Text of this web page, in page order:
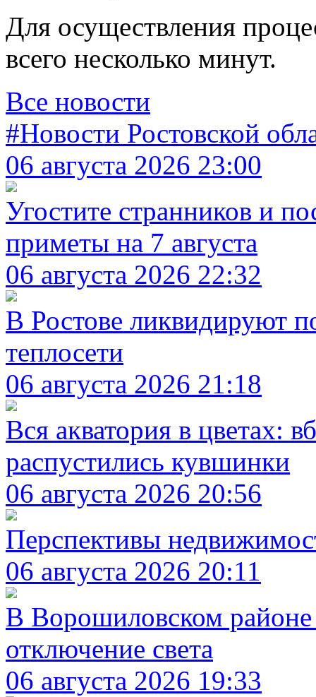
Для осуществления
всего несколько минут.
Все новости
#Новости Ростовской
06 августа 2026 23:00
Угостите странников и
приметы на 7 августа
06 августа 2026 22:32
В Ростове ликвидируют
теплосети
06 августа 2026 21:18
Вся акватория в цветах:
распустились кувшинки
06 августа 2026 20:56
Перспективы
06 августа 2026 20:11
В Ворошиловском районе
отключение света
06 августа 2026 19:33